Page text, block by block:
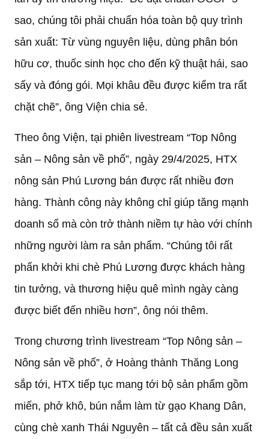
sao, chúng tôi phải chuẩn hóa toàn bộ quy trình
sản xuất: Từ vùng nguyên liệu, dùng phân bón
hữu cơ, thuốc sinh học cho đến kỹ thuật hái, sao
sấy và đóng gói. Mọi khâu đều được kiểm tra rất
chặt chẽ”, ông Viện chia sẻ.
Theo ông Viện, tại phiên livestream “Top Nông
sản – Nông sản về phố”, ngày 29/4/2025, HTX
nông sản Phú Lương bán được rất nhiều đơn
hàng. Thành công này không chỉ giúp tăng mạnh
doanh số mà còn trở thành niềm tự hào với chính
những người làm ra sản phẩm. “Chúng tôi rất
phấn khởi khi chè Phú Lương được khách hàng
tin tưởng, và thương hiệu quê mình ngày càng
được biết đến nhiều hơn”, ông nói thêm.
Trong chương trình livestream “Top Nông sản –
Nông sản về phố”, ở Hoàng thành Thăng Long
sắp tới, HTX tiếp tục mang tới bộ sản phẩm gồm
miến, phở khô, bún nắm làm từ gạo Khang Dân,
cùng chè xanh Thái Nguyên – tất cả đều sản xuất